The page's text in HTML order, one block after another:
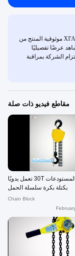
اكتشف كيف تضمن شركة XI'AN SITAN INSTRUMENTS موثوقية المنتج من
عرضًا تفصيليًا
مرة، مما يوضح التزام الشركة بمراقبة
مقاطع فيديو ذات صلة
رافعة رفع المستودعات 30T تعمل يدويًا
بكتلة بكرة سلسلة الحمل
Chain Block